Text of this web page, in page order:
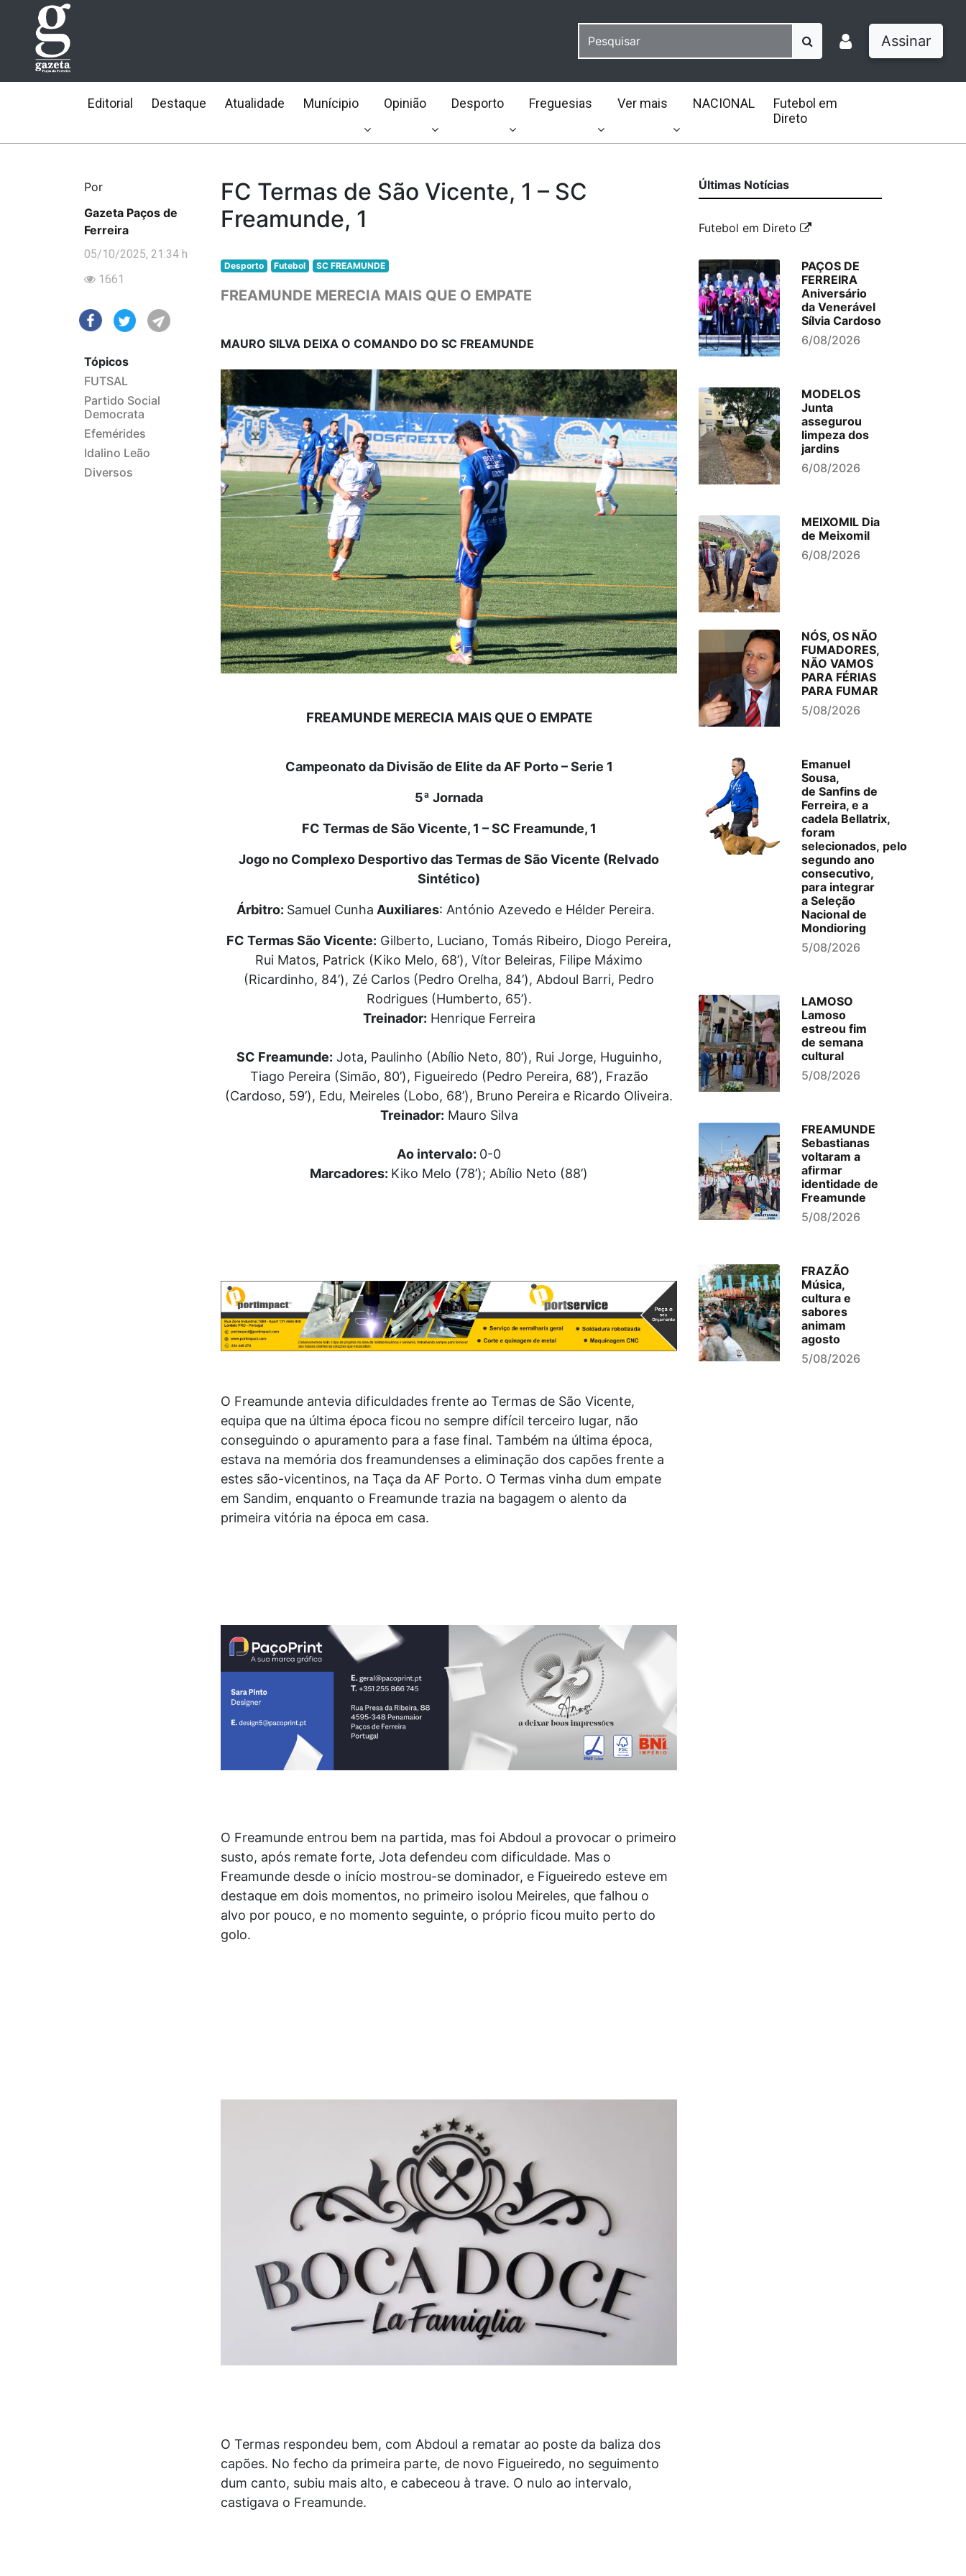
Assinar
Editorial Destaque Atualidade Munícipio Opinião Desporto Freguesias Ver mais NACIONAL
Futebol em
Direto
Por
Gazeta Paços de
Ferreira
05/10/2025, 21:34 h
1661
Tópicos
FUTSAL
Partido Social
Democrata
Efemérides
Idalino Leão
Diversos
FC Termas de São Vicente, 1 – SC
Freamunde, 1
Desporto Futebol SC FREAMUNDE
FREAMUNDE MERECIA MAIS QUE O EMPATE
MAURO SILVA DEIXA O COMANDO DO SC FREAMUNDE
FREAMUNDE MERECIA MAIS QUE O EMPATE
Campeonato da Divisão de Elite da AF Porto – Serie 1
5ª Jornada
FC Termas de São Vicente, 1 – SC Freamunde, 1
Jogo no Complexo Desportivo das Termas de São Vicente (Relvado
Sintético)
Árbitro: Samuel Cunha Auxiliares: António Azevedo e Hélder Pereira.
FC Termas São Vicente: Gilberto, Luciano, Tomás Ribeiro, Diogo Pereira,
Rui Matos, Patrick (Kiko Melo, 68’), Vítor Beleiras, Filipe Máximo
(Ricardinho, 84’), Zé Carlos (Pedro Orelha, 84’), Abdoul Barri, Pedro
Rodrigues (Humberto, 65’).
Treinador: Henrique Ferreira
SC Freamunde: Jota, Paulinho (Abílio Neto, 80’), Rui Jorge, Huguinho,
Tiago Pereira (Simão, 80’), Figueiredo (Pedro Pereira, 68’), Frazão
(Cardoso, 59’), Edu, Meireles (Lobo, 68’), Bruno Pereira e Ricardo Oliveira.
Treinador: Mauro Silva
Ao intervalo: 0-0
Marcadores: Kiko Melo (78’); Abílio Neto (88’)
O Freamunde antevia dificuldades frente ao Termas de São Vicente,
equipa que na última época ficou no sempre difícil terceiro lugar, não
conseguindo o apuramento para a fase final. Também na última época,
estava na memória dos freamundenses a eliminação dos capões frente a
estes são-vicentinos, na Taça da AF Porto. O Termas vinha dum empate
em Sandim, enquanto o Freamunde trazia na bagagem o alento da
primeira vitória na época em casa.
O Freamunde entrou bem na partida, mas foi Abdoul a provocar o primeiro
susto, após remate forte, Jota defendeu com dificuldade. Mas o
Freamunde desde o início mostrou-se dominador, e Figueiredo esteve em
destaque em dois momentos, no primeiro isolou Meireles, que falhou o
alvo por pouco, e no momento seguinte, o próprio ficou muito perto do
golo.
O Termas respondeu bem, com Abdoul a rematar ao poste da baliza dos
capões. No fecho da primeira parte, de novo Figueiredo, no seguimento
dum canto, subiu mais alto, e cabeceou à trave. O nulo ao intervalo,
castigava o Freamunde.
Últimas Notícias
Futebol em Direto
PAÇOS DE
FERREIRA
Aniversário
da Venerável
Sílvia Cardoso
6/08/2026
MODELOS
Junta
assegurou
limpeza dos
jardins
6/08/2026
MEIXOMIL Dia
de Meixomil
6/08/2026
NÓS, OS NÃO
FUMADORES,
NÃO VAMOS
PARA FÉRIAS
PARA FUMAR
5/08/2026
Emanuel
Sousa,
de Sanfins de
Ferreira, e a
cadela Bellatrix,
foram
selecionados, pelo
segundo ano
consecutivo,
para integrar
a Seleção
Nacional de
Mondioring
5/08/2026
LAMOSO
Lamoso
estreou fim
de semana
cultural
5/08/2026
FREAMUNDE
Sebastianas
voltaram a
afirmar
identidade de
Freamunde
5/08/2026
FRAZÃO
Música,
cultura e
sabores
animam
agosto
5/08/2026